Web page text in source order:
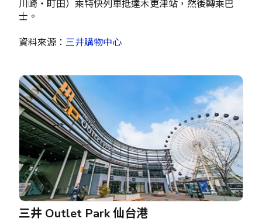
川崎・町田）乘特快列車抵達木更津站，然後轉乘巴
士。
資料來源： 三井購物中心
三井 Outlet Park 仙台港